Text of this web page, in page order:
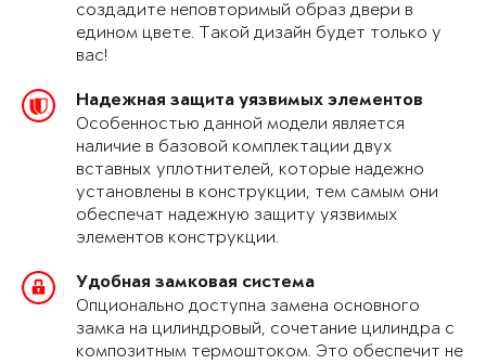
создадите неповторимый образ двери в
едином цвете. Такой дизайн будет только у
вас!
Надежная защита уязвимых элементов
Особенностью данной модели является
наличие в базовой комплектации двух
вставных уплотнителей, которые надежно
установлены в конструкции, тем самым они
обеспечат надежную защиту уязвимых
элементов конструкции.
Удобная замковая система
Опционально доступна замена основного
замка на цилиндровый, сочетание цилиндра с
композитным термоштоком. Это обеспечит не